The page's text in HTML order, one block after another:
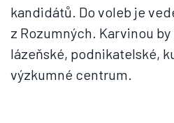
kandidátů. Do voleb je
z Rozumných. Karvinou
lázeňské, podnikatelské,
výzkumné centrum.